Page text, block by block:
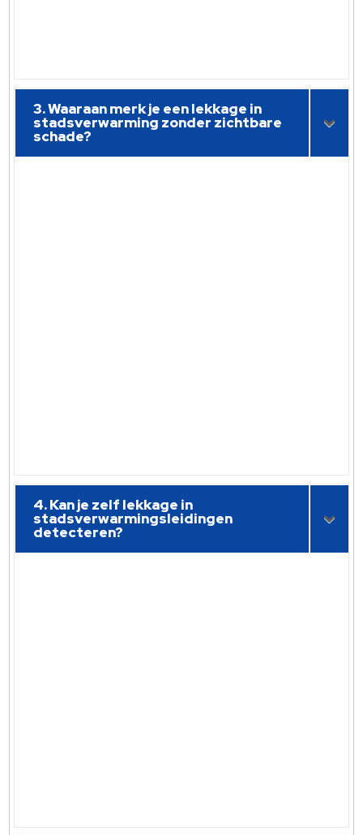
3. Waaraan merk je een lekkage in
stadsverwarming zonder zichtbare
schade?
4. Kan je zelf lekkage in
stadsverwarmingsleidingen
detecteren?